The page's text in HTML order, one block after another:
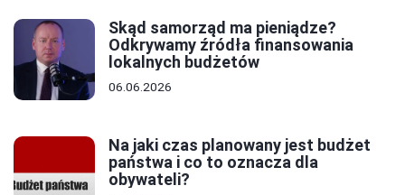
Skąd samorząd ma pieniądze?
Odkrywamy źródła finansowania
lokalnych budżetów
06.06.2026
Na jaki czas planowany jest budżet
państwa i co to oznacza dla
obywateli?